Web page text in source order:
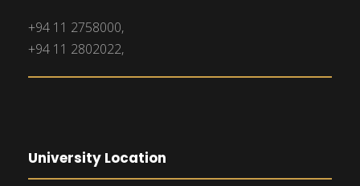
+94 11 2758000,
+94 11 2802022,
University Location